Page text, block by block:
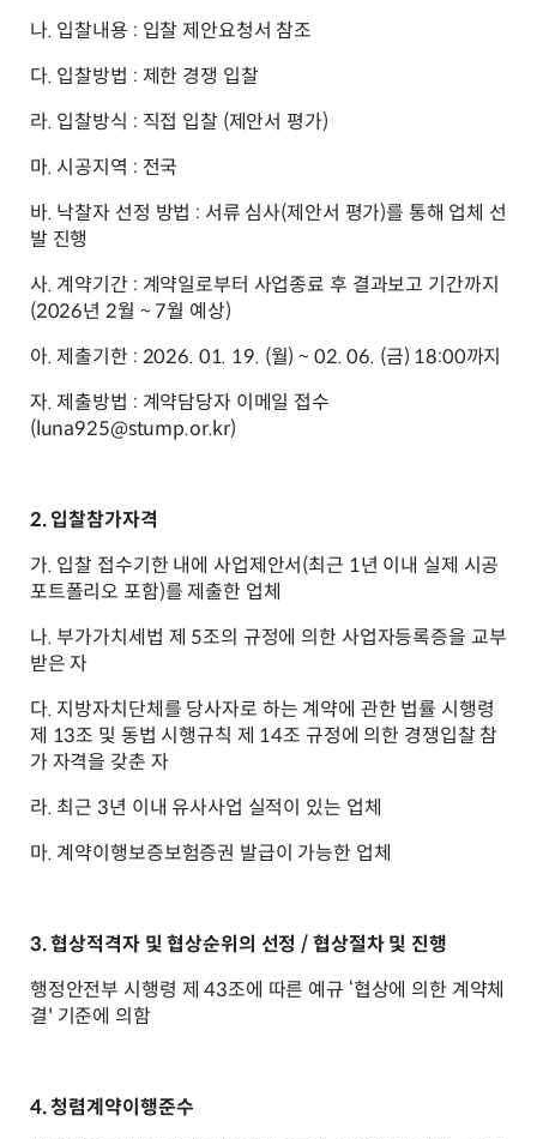
나. 입찰내용 : 입찰 제안요청서 참조
다. 입찰방법 : 제한 경쟁 입찰
라. 입찰방식 : 직접 입찰 (제안서 평가)
마. 시공지역 : 전국
바. 낙찰자 선정 방법 : 서류 심사(제안서 평가)를 통해 업체 선
발 진행
사. 계약기간 : 계약일로부터 사업종료 후 결과보고 기간까지
(2026년 2월 ~ 7월 예상)
아. 제출기한 : 2026. 01. 19. (월) ~ 02. 06. (금) 18:00까지
자. 제출방법 : 계약담당자 이메일 접수
(luna925@stump.or.kr)
2. 입찰참가자격
가. 입찰 접수기한 내에 사업제안서(최근 1년 이내 실제 시공
포트폴리오 포함)를 제출한 업체
나. 부가가치세법 제 5조의 규정에 의한 사업자등록증을 교부
받은 자
다. 지방자치단체를 당사자로 하는 계약에 관한 법률 시행령
제 13조 및 동법 시행규칙 제 14조 규정에 의한 경쟁입찰 참
가 자격을 갖춘 자
라. 최근 3년 이내 유사사업 실적이 있는 업체
마. 계약이행보증보험증권 발급이 가능한 업체
3. 협상적격자 및 협상순위의 선정 / 협상절차 및 진행
행정안전부 시행령 제 43조에 따른 예규 ‘협상에 의한 계약체
결' 기준에 의함
4. 청렴계약이행준수